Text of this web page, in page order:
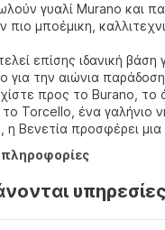
γυαλί Murano και
πιο μποέμικη,
επίσης ιδανική
για την αιώνια
προς το Burano, το
Torcello, ένα γαλήνιο
η Βενετία προσφέρει
πληροφορίες
υπηρεσίες